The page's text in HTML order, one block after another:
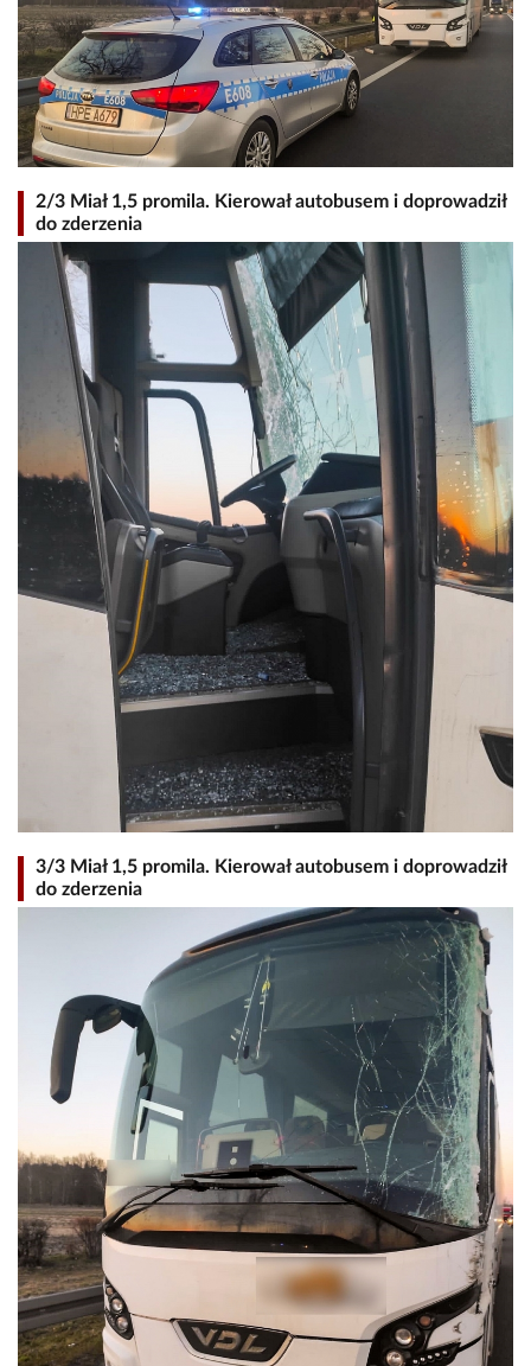
2/3 Miał 1,5 promila. Kierował autobusem i doprowadził
do zderzenia
3/3 Miał 1,5 promila. Kierował autobusem i doprowadził
do zderzenia